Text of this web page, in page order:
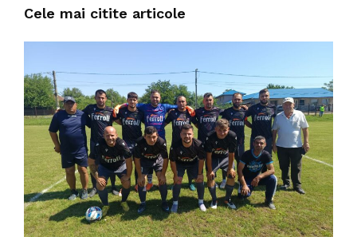
Cele mai citite articole